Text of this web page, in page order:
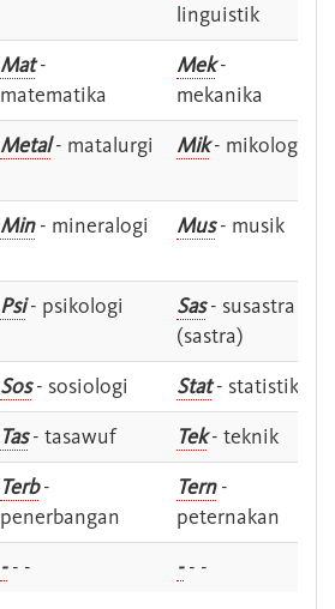
linguistik
Mat-
matematika
Mek-
mekanika
Metal- matalurgi Mik- mikologi
Min- mineralogi Mus- musik
Psi- psikologi Sas- susastra -
(sastra)
Sos- sosiologi Stat- statistik
Tas- tasawuf Tek- teknik
Terb-
penerbangan
Tern-
peternakan
-- - -- -